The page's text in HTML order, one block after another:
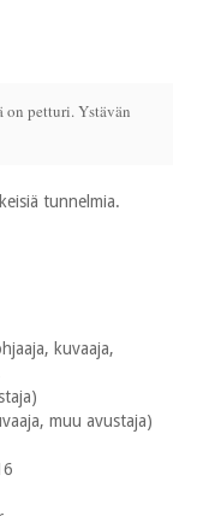
on petturi. Ystävän
tunnelmia.
kuvaaja,
muu avustaja)